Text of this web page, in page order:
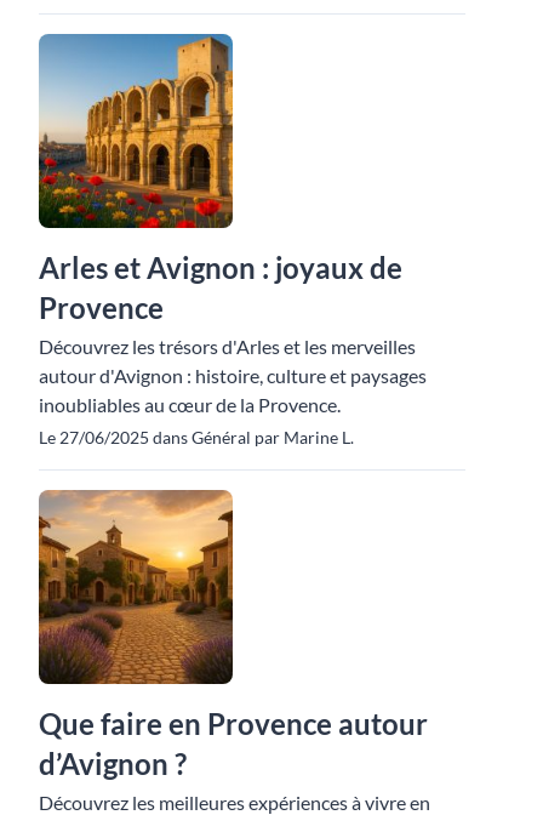
Arles et Avignon : joyaux de
Provence
Découvrez les trésors d'Arles et les merveilles
autour d'Avignon : histoire, culture et paysages
inoubliables au cœur de la Provence.
Le 27/06/2025 dans Général par Marine L.
Que faire en Provence autour
d’Avignon ?
Découvrez les meilleures expériences à vivre en